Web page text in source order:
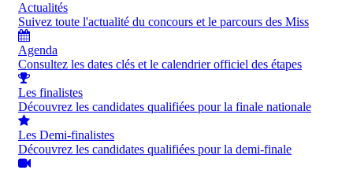
Actualités
Suivez toute l'actualité du concours et le parcours des Miss
Agenda
Consultez les dates clés et le calendrier officiel des étapes
Les finalistes
Découvrez les candidates qualifiées pour la finale nationale
Les Demi-finalistes
Découvrez les candidates qualifiées pour la demi-finale